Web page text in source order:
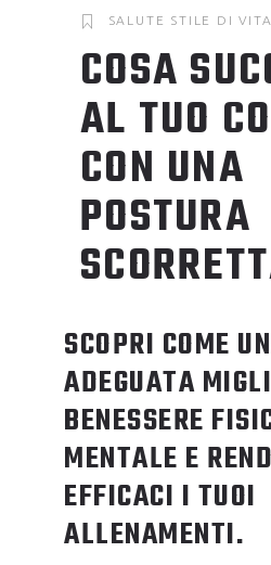
SALUTE STILE DI VITA
COSA
AL TUO
CON UNA
POSTURA
SCOPRI COME
ADEGUATA
BENESSERE
MENTALE E
EFFICACI I TUOI
ALLENAMENTI.